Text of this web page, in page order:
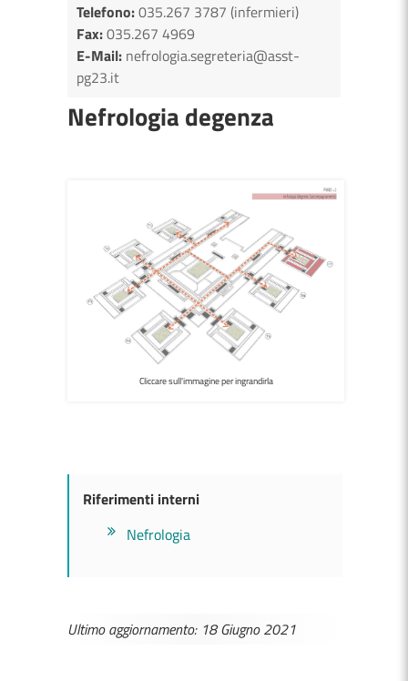
Telefono:035.267 3787 (infermieri)
Fax:035.267 4969
E-Mail: nefrologia.segreteria@asst-
pg23.it
Nefrologia degenza
Cliccare sull'immagine per ingrandirla
Riferimenti interni
Nefrologia
Ultimo aggiornamento: 18 Giugno 2021